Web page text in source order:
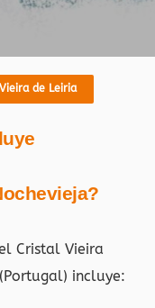
Vieira de Leiria
Cristal Vieira
incluye: